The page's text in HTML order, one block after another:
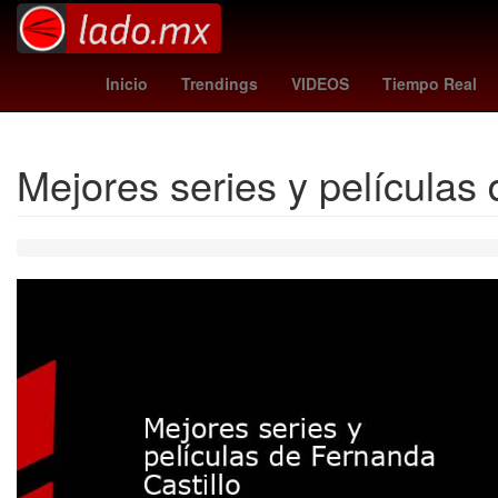
Inicio Trendings VIDEOS Tiempo Real
Madrid leagues cup hoy Brasil
Mejores series y películas